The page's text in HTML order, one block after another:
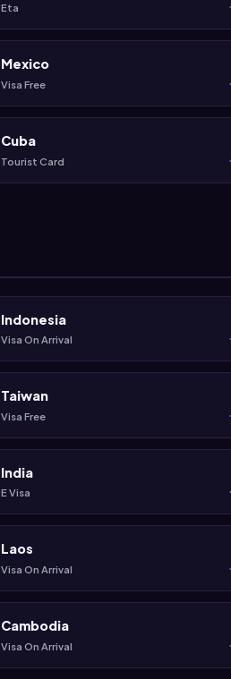
Eta
Mexico
Visa Free
Cuba
Tourist Card
Indonesia
Visa On Arrival
Taiwan
Visa Free
India
E Visa
Laos
Visa On Arrival
Cambodia
Visa On Arrival